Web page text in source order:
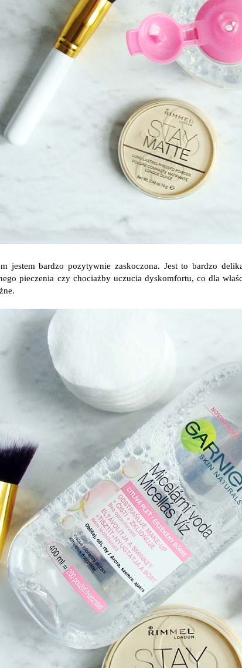
jestem bardzo pozytywnie zaskoczona. Jest to bardzo
pieczenia czy chociażby uczucia dyskomfortu, co dla